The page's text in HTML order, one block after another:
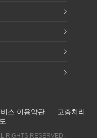
스 이용약관
고충처리
RIGHTS RESERVED.